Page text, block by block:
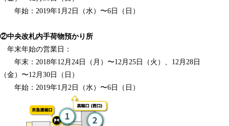
年始：2019年1月2日（水）〜6日（日）
②中央改札内手荷物預かり所
年末年始の営業日：
年末：2018年12月24日（月）〜12月25日（火）、12月28日
（金）〜12月30日（日）
年始：2019年1月2日（水）〜6日（日）